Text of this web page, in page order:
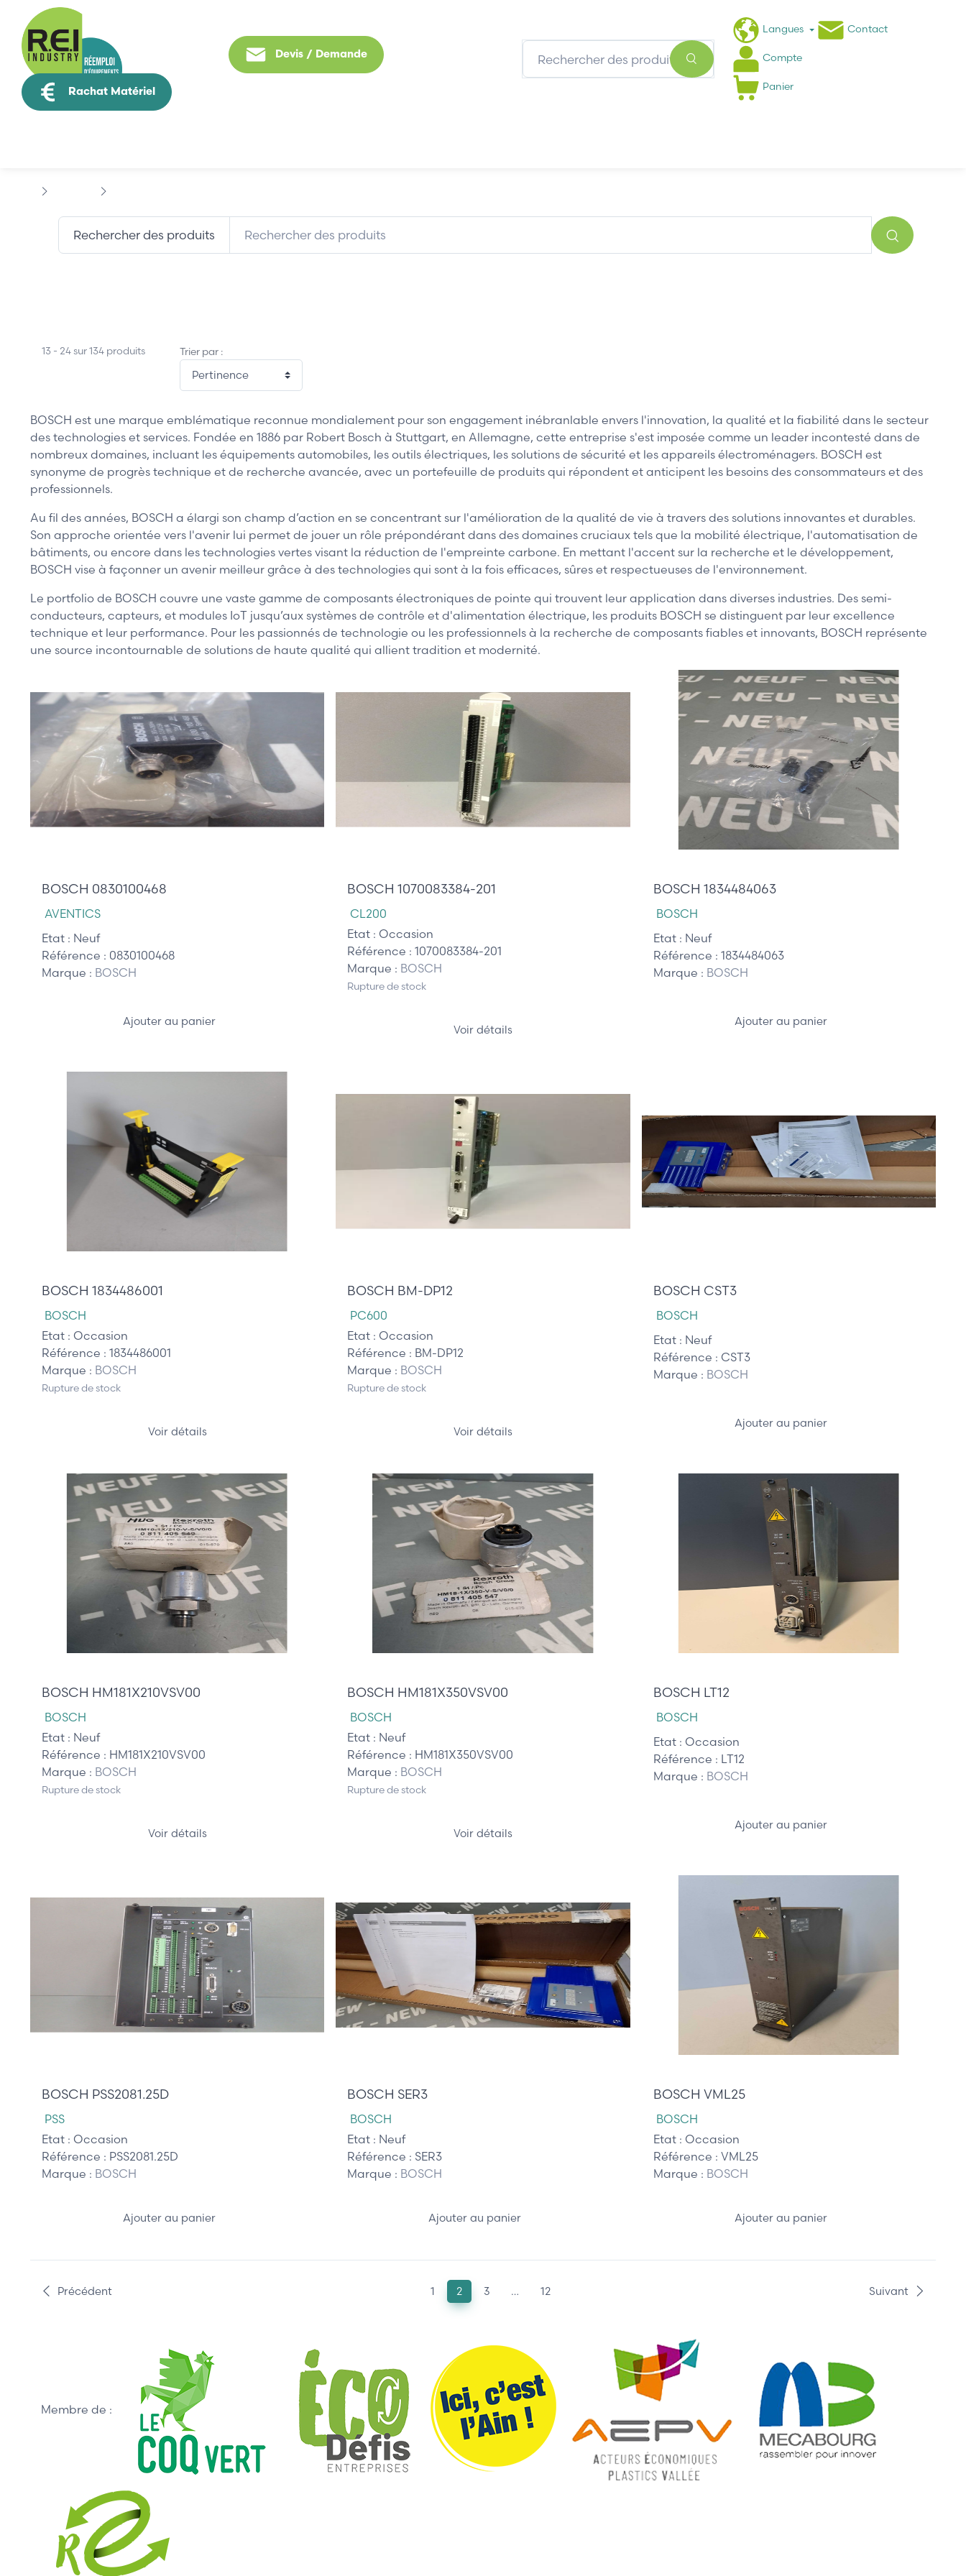
Devis / Demande
Rachat Matériel
Langues Contact
Compte
Panier
Rechercher des produits
13 - 24 sur 134 produits Trier par :
BOSCH est une marque emblématique reconnue mondialement pour son engagement inébranlable envers l'innovation, la qualité et la fiabilité dans le secteur
des technologies et services. Fondée en 1886 par Robert Bosch à Stuttgart, en Allemagne, cette entreprise s'est imposée comme un leader incontesté dans de
nombreux domaines, incluant les équipements automobiles, les outils électriques, les solutions de sécurité et les appareils électroménagers. BOSCH est
synonyme de progrès technique et de recherche avancée, avec un portefeuille de produits qui répondent et anticipent les besoins des consommateurs et des
professionnels.
Au fil des années, BOSCH a élargi son champ d’action en se concentrant sur l'amélioration de la qualité de vie à travers des solutions innovantes et durables.
Son approche orientée vers l'avenir lui permet de jouer un rôle prépondérant dans des domaines cruciaux tels que la mobilité électrique, l'automatisation de
bâtiments, ou encore dans les technologies vertes visant la réduction de l'empreinte carbone. En mettant l'accent sur la recherche et le développement,
BOSCH vise à façonner un avenir meilleur grâce à des technologies qui sont à la fois efficaces, sûres et respectueuses de l'environnement.
Le portfolio de BOSCH couvre une vaste gamme de composants électroniques de pointe qui trouvent leur application dans diverses industries. Des semi-
conducteurs, capteurs, et modules IoT jusqu’aux systèmes de contrôle et d'alimentation électrique, les produits BOSCH se distinguent par leur excellence
technique et leur performance. Pour les passionnés de technologie ou les professionnels à la recherche de composants fiables et innovants, BOSCH représente
une source incontournable de solutions de haute qualité qui allient tradition et modernité.
BOSCH 0830100468
AVENTICS
Etat : Neuf
Référence : 0830100468
Marque : BOSCH
Ajouter au panier
BOSCH 1070083384-201
CL200
Etat : Occasion
Référence :1070083384-201
Marque : BOSCH
Rupture de stock
Voir détails
BOSCH 1834484063
BOSCH
Etat : Neuf
Référence : 1834484063
Marque : BOSCH
Ajouter au panier
BOSCH 1834486001
BOSCH
Etat : Occasion
Référence : 1834486001
Marque : BOSCH
Rupture de stock
Voir détails
BOSCH BM-DP12
PC600
Etat : Occasion
Référence : BM-DP12
Marque : BOSCH
Rupture de stock
Voir détails
BOSCH CST3
BOSCH
Etat : Neuf
Référence : CST3
Marque : BOSCH
Ajouter au panier
BOSCH HM181X210VSV00
BOSCH
Etat : Neuf
Référence : HM181X210VSV00
Marque : BOSCH
Rupture de stock
Voir détails
BOSCH HM181X350VSV00
BOSCH
Etat : Neuf
Référence : HM181X350VSV00
Marque : BOSCH
Rupture de stock
Voir détails
BOSCH LT12
BOSCH
Etat : Occasion
Référence : LT12
Marque : BOSCH
Ajouter au panier
BOSCH PSS2081.25D
PSS
Etat : Occasion
Référence : PSS2081.25D
Marque : BOSCH
Ajouter au panier
BOSCH SER3
BOSCH
Etat : Neuf
Référence : SER3
Marque : BOSCH
Ajouter au panier
BOSCH VML25
BOSCH
Etat : Occasion
Référence : VML25
Marque : BOSCH
Ajouter au panier
Précédent 1 2 3 … 12 Suivant
Membre de :